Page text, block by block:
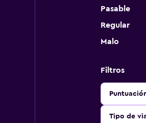
Pasable
Regular
Malo
Filtros
Tipo de